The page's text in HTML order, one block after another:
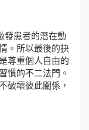
患者的潛在動
。所以最後的抉
尊重個人自由的
慣的不二法門。
破壞彼此關係，